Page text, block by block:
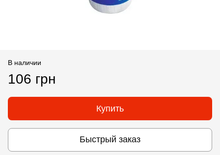
В наличии
106 грн
Купить
Быстрый заказ